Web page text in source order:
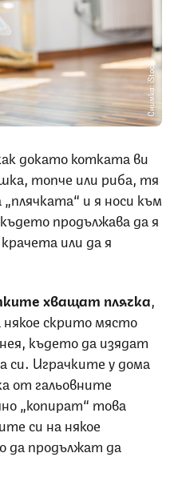
Снимка: iStock
докато котката ви
топче или риба, тя
и я носи към
продължава да я
или да я
хващат плячка
скрито място
където да изядат
си. Играчките у дома
от гальовните
„копират“ това
си на някое
да продължат да